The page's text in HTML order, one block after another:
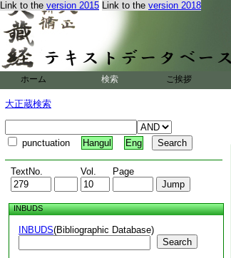
Link to the version 2015 Link to the version 2018
ホーム 検索 ご挨拶
大正蔵検索
punctuation Hangul Eng
TextNo. Vol. Page
INBUDS
INBUDS(Bibliographic Database)
Search